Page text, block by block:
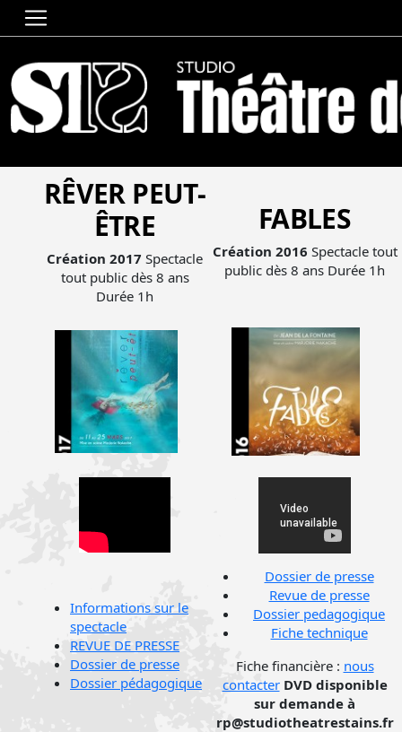
RÊVER PEUT-
ÊTRE
Création 2017 Spectacle
tout public dès 8 ans
Durée 1h
FABLES
Création 2016 Spectacle tout
public dès 8 ans Durée 1h
Informations sur le
spectacle
REVUE DE PRESSE
Dossier de presse
Dossier pédagogique
Dossier de presse
Revue de presse
Dossier pedagogique
Fiche technique
Fiche financière : nous
contacter DVD disponible
sur demande à
rp@studiotheatrestains.fr